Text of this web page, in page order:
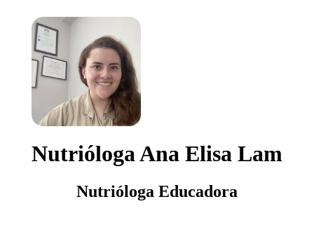
Nutrióloga Ana Elisa Lam
Nutrióloga Educadora